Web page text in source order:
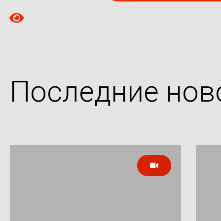
Последние